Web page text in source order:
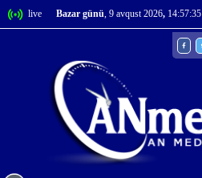
live Bazar günü, 9 avqust 2026, 14:57:37